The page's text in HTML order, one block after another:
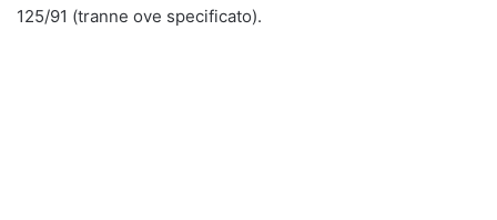
125/91 (tranne ove specificato).